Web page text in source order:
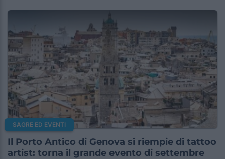
SAGRE ED EVENTI
Il Porto Antico di Genova si riempie di tattoo
artist: torna il grande evento di settembre